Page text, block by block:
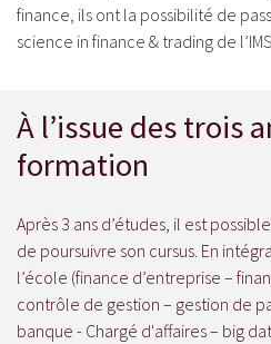
finance, ils ont la possibilité de
science in finance & trading de
À l’issue des trois
formation
Après 3 ans d’études, il est
de poursuivre son cursus. En
l’école (finance d’entreprise –
contrôle de gestion – gestion de
banque - Chargé d'affaires – big